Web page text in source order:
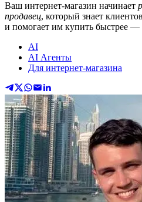
Ваш интернет-магазин начинает
продавец, который знает
и помогает им купить быстрее —
AI
AI Агенты
Для интернет-магазина